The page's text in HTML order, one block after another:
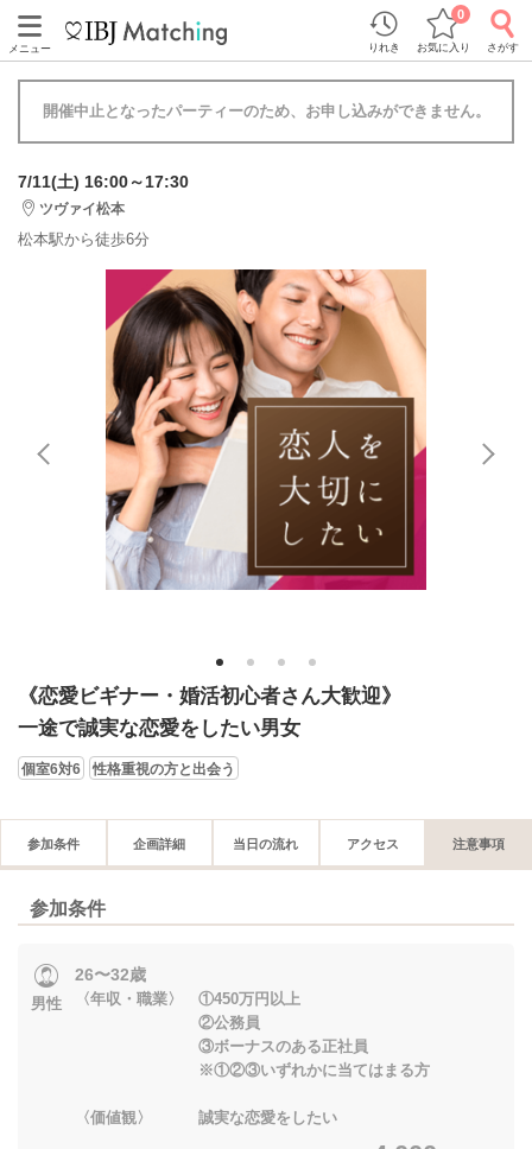
メニュー りれき お気に入り
0
さがす
開催中止となったパーティーのため、お申し込みができません。
7/11(土) 16:00～17:30
ツヴァイ松本
松本駅から徒歩6分
1 2 3 4
《恋愛ビギナー・婚活初心者さん大歓迎》
一途で誠実な恋愛をしたい男女
個室6対6 性格重視の方と出会う
参加条件 企画詳細 当日の流れ アクセス 注意事項
参加条件
男性
26〜32歳
〈年収・職業〉 ①450万円以上
②公務員
③ボーナスのある正社員
※①②③いずれかに当てはまる方
〈価値観〉 誠実な恋愛をしたい